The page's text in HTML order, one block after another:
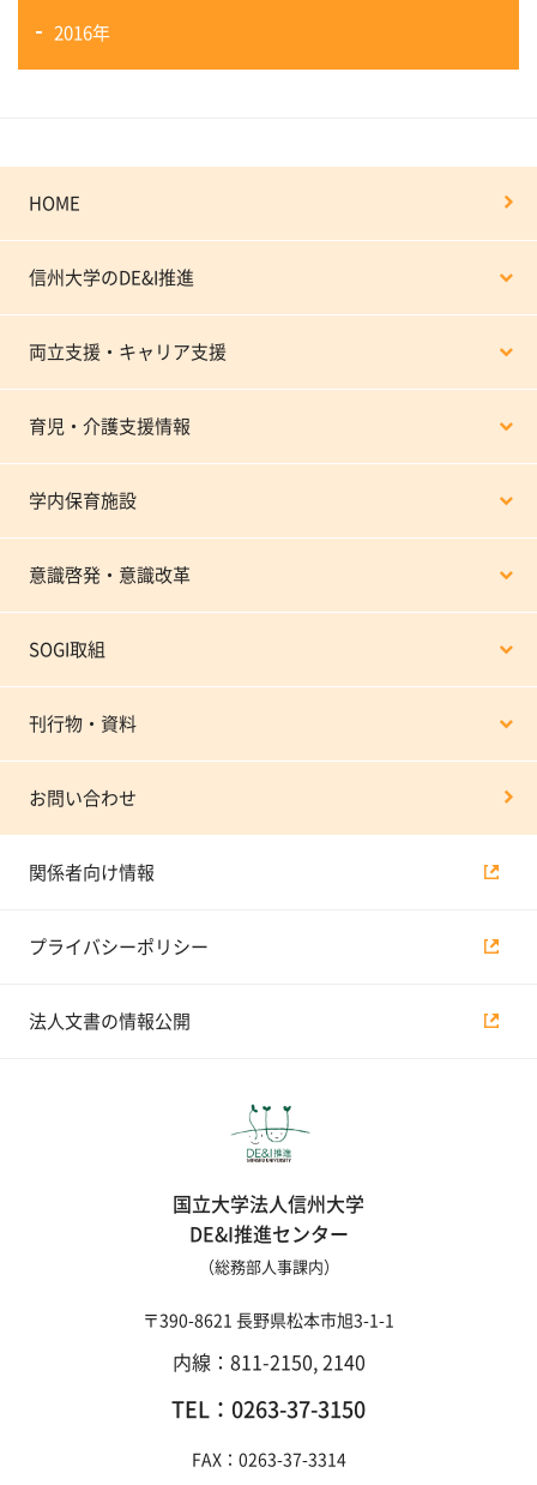
2016年
HOME
信州大学のDE&I推進
両立支援・キャリア支援
育児・介護支援情報
学内保育施設
意識啓発・意識改革
SOGI取組
刊行物・資料
お問い合わせ
国立大学法人信州大学
DE&I推進センター
（総務部人事課内）
〒390-8621 長野県松本市旭3-1-1
内線：811-2150, 2140
TEL：0263-37-3150
FAX：0263-37-3314
関係者向け情報
プライバシーポリシー
法人文書の情報公開